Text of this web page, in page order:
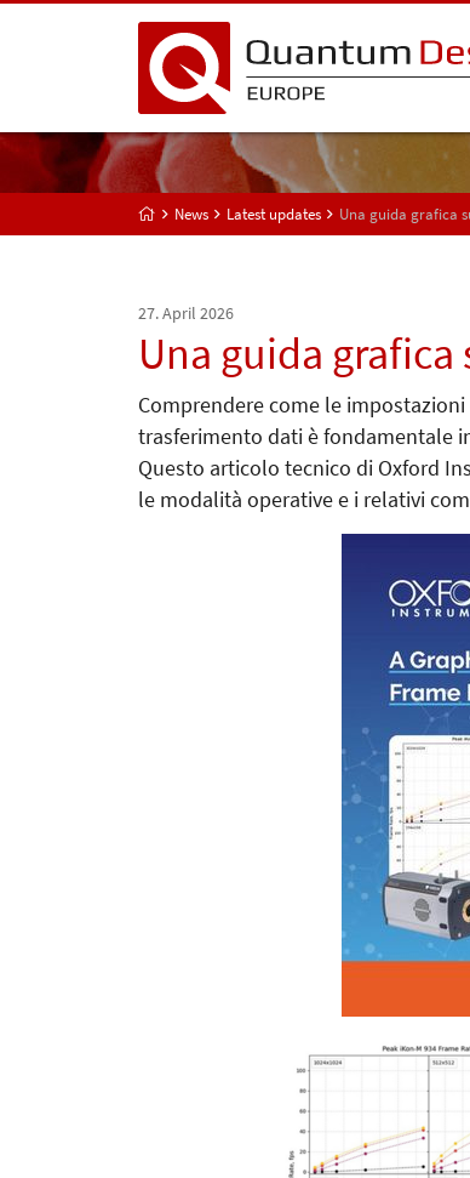
News Latest updates Una guida grafica
27. April 2026
Una guida grafica
Comprendere come le
trasferimento dati è fondamentale
Questo articolo tecnico di Oxford
le modalità operative e i relativi